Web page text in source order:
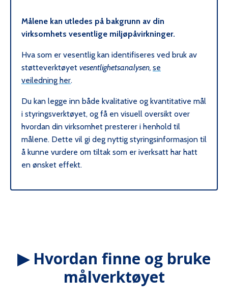
Målene kan utledes på bakgrunn av din
virksomhets vesentlige miljøpåvirkninger.
Hva som er vesentlig kan identifiseres ved bruk av
støtteverktøyet vesentlighetsanalysen, se
veiledning her.
Du kan legge inn både kvalitative og kvantitative mål
i styringsverktøyet, og få en visuell oversikt over
hvordan din virksomhet presterer i henhold til
målene. Dette vil gi deg nyttig styringsinformasjon til
å kunne vurdere om tiltak som er iverksatt har hatt
en ønsket effekt.
▶ Hvordan finne og bruke
målverktøyet